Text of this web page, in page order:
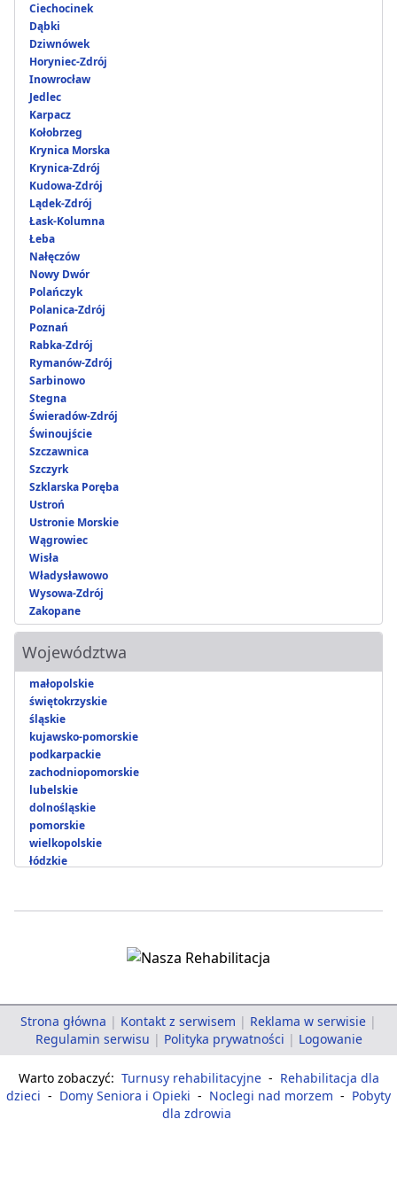
Ciechocinek
Dąbki
Dziwnówek
Horyniec-Zdrój
Inowrocław
Jedlec
Karpacz
Kołobrzeg
Krynica Morska
Krynica-Zdrój
Kudowa-Zdrój
Lądek-Zdrój
Łask-Kolumna
Łeba
Nałęczów
Nowy Dwór
Polańczyk
Polanica-Zdrój
Poznań
Rabka-Zdrój
Rymanów-Zdrój
Sarbinowo
Stegna
Świeradów-Zdrój
Świnoujście
Szczawnica
Szczyrk
Szklarska Poręba
Ustroń
Ustronie Morskie
Wągrowiec
Wisła
Władysławowo
Wysowa-Zdrój
Zakopane
Województwa
małopolskie
świętokrzyskie
śląskie
kujawsko-pomorskie
podkarpackie
zachodniopomorskie
lubelskie
dolnośląskie
pomorskie
wielkopolskie
łódzkie
Strona główna | Kontakt z serwisem | Reklama w serwisie |
Regulamin serwisu | Polityka prywatności | Logowanie
Warto zobaczyć: Turnusy rehabilitacyjne - Rehabilitacja dla
dzieci - Domy Seniora i Opieki - Noclegi nad morzem - Pobyty
dla zdrowia